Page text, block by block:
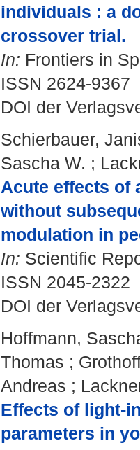
individuals : a
crossover trial.
In: Frontiers in
ISSN 2624-9367
DOI der
Schierbauer,
Sascha W. ;
Acute effects of
without
modulation in
In: Scientific
ISSN 2045-2322
DOI der
Hoffmann,
Thomas ;
Andreas ;
Effects of
parameters in